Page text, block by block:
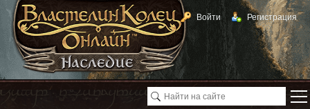
Войти Регистрация